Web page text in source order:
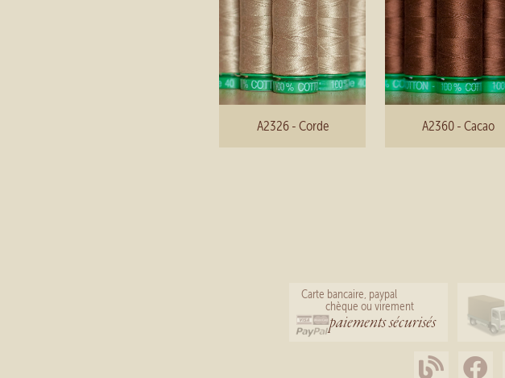
A2326 - Corde A2360 - Cacao
Carte bancaire, paypal
chèque ou virement
paiements sécurisés